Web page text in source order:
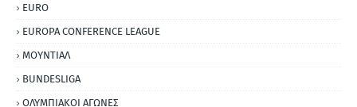
EURO
EUROPA CONFERENCE LEAGUE
ΜΟΥΝΤΙΑΛ
BUNDESLIGA
ΟΛΥΜΠΙΑΚΟΙ ΑΓΩΝΕΣ